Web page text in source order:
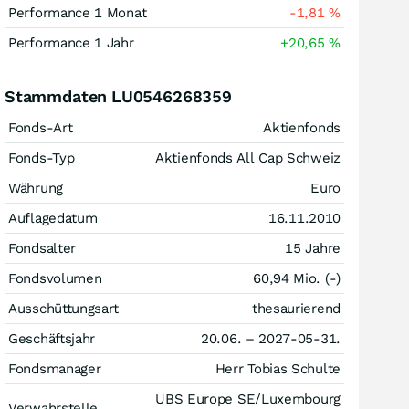
Performance 1 Monat
-1,81%
Performance 1 Jahr
+20,65%
Stammdaten LU0546268359
Fonds-Art
Aktienfonds
Fonds-Typ
Aktienfonds All Cap Schweiz
Währung
Euro
Auflagedatum
16.11.2010
Fondsalter
15 Jahre
Fondsvolumen
60,94 Mio. (-)
Ausschüttungsart
thesaurierend
Geschäftsjahr
20.06. – 2027-05-31.
Fondsmanager
Herr Tobias Schulte
UBS Europe SE/Luxembourg